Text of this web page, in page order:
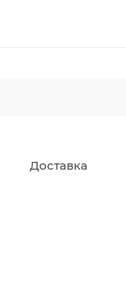
Доставка